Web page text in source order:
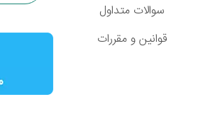
سوالات متداول
قوانین و مقررات